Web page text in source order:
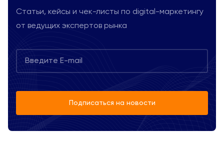
Статьи, кейсы и чек-листы по digital-маркетингу
от ведущих экспертов рынка
Подписаться на новости